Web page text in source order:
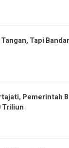
Tapi
Pemerintah
Triliun